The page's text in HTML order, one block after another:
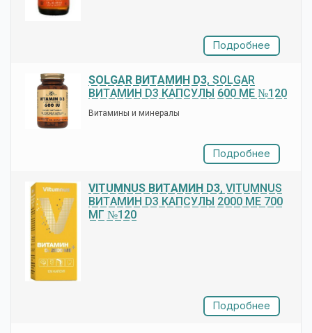
Подробнее
SOLGAR ВИТАМИН D3, SOLGAR
ВИТАМИН D3 КАПСУЛЫ 600 МЕ №120
Витамины и минералы
Подробнее
VITUMNUS ВИТАМИН D3, VITUMNUS
ВИТАМИН D3 КАПСУЛЫ 2000 МЕ 700
МГ №120
Подробнее